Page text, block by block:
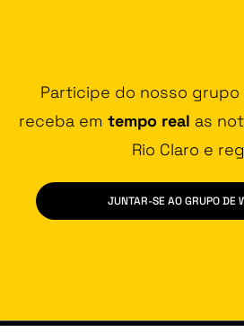
Participe do nosso grupo
receba em tempo real as
Rio Claro e
JUNTAR-SE AO GRUPO DE